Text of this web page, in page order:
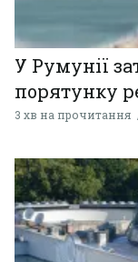
У Румунії
порятунку
3 хв на прочитання